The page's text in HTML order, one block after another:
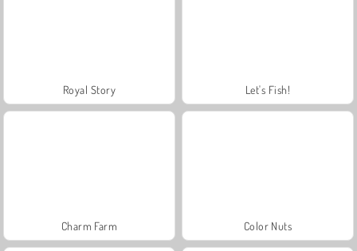
Royal Story Let's Fish!
Charm Farm Color Nuts